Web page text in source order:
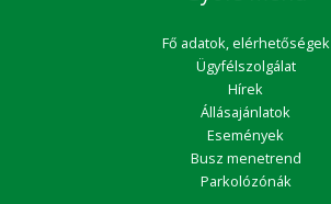
Fő adatok, elérhetőségek
Ügyfélszolgálat
Hírek
Állásajánlatok
Események
Busz menetrend
Parkolózónák